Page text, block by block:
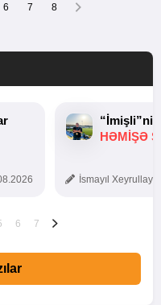
6 7 8
HƏMIŞƏ
İsmayıl
6 7